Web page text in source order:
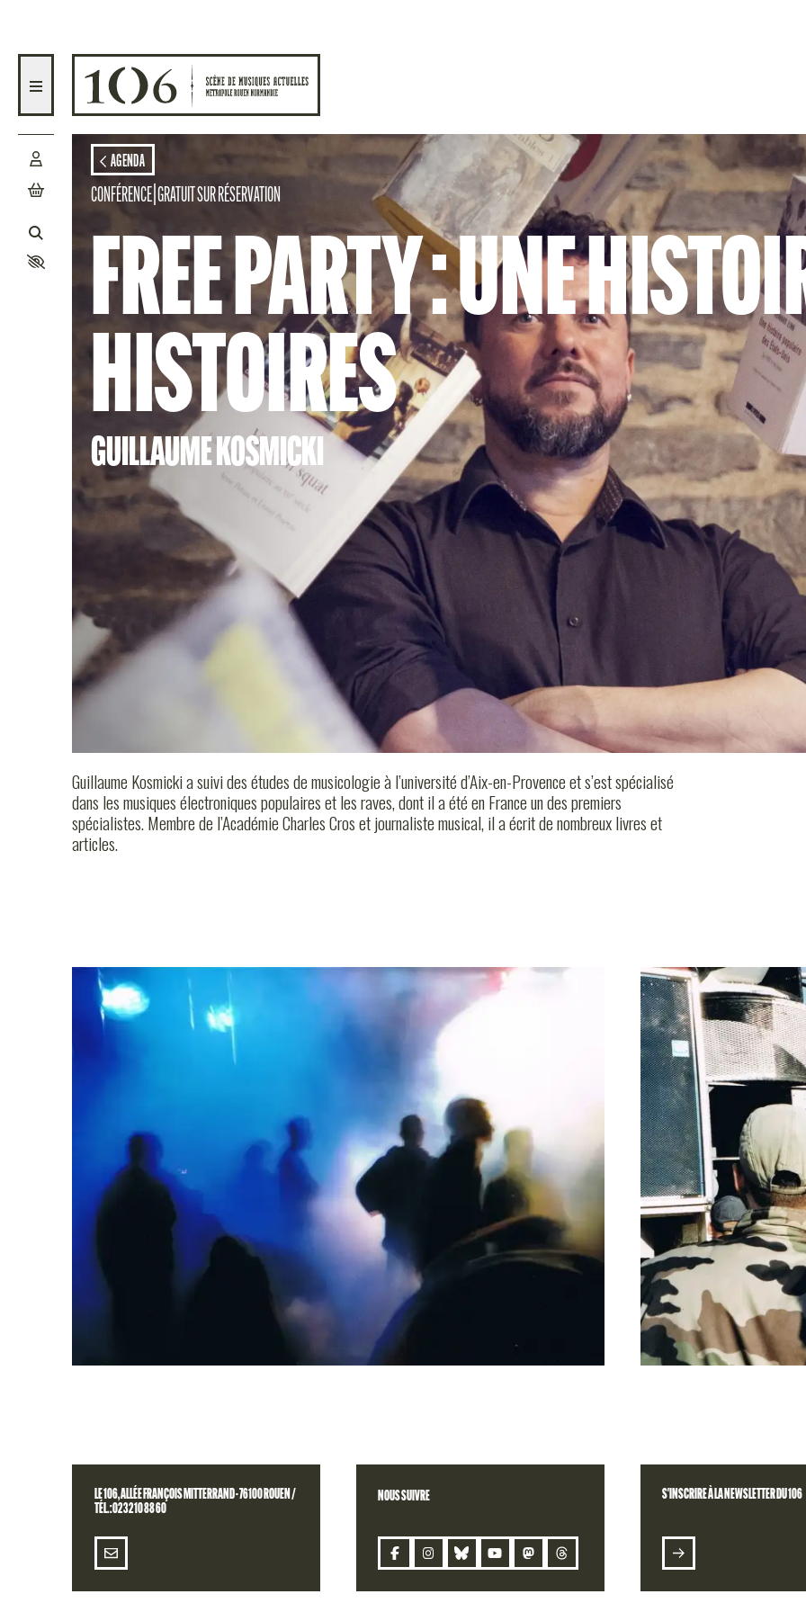
AGENDA
CONFÉRENCE| GRATUIT SUR RÉSERVATION
FREE PARTY : UNE
HISTOIRES
GUILLAUME KOSMICKI
La free party est la branche clandestine et radicale de la rave. Issue d’Angleterre, profondément liée
à des modes de vie nomades et alternatifs, elle s’est agencée comme une véritable contre-culture dans
les années 90. C’est en France, en Italie et en Tchéquie qu’elle a connu son plus fort développement
jusqu’à un âge d’or, au terme de la décennie, suivi d’une répression violente dans les années 2000.
Pourtant, aujourd’hui, plus de 30 ans après ses débuts discrets, de nombreux jeunes s’investissent encore
dans l’aventure. Ils créent leurs sound-systems, organisent des teufs légales ou illégales et partent
encore en voyage toujours plus loin pour diffuser leur mode de vie et leur musique. Cette conférence se
propose de retracer les épisodes de cette aventure, de présenter les valeurs du mouvement et d’analyser
ses manifestations artistiques. Elle repose sur de nombreux documents visuels, sur différents
témoignages d’acteurs ainsi que sur des analyses musicales.
Guillaume Kosmicki a suivi des études de musicologie à l’université d’Aix-en-Provence et s’est spécialisé
dans les musiques électroniques populaires et les raves, dont il a été en France un des premiers
spécialistes. Membre de l’Académie Charles Cros et journaliste musical, il a écrit de nombreux livres et
articles.
LE 106
LE 106, ALLÉE FRANÇOIS MITTERRAND - 76100 ROUEN /
TÉL. : 02 32 10 88 60
NOUS SUIVRE S'INSCRIRE À LA NEWSLETTER DU 106
AGENDA
ACTION
CULTURELLE
STUDIOS
LE MAG
LE 106
INFOS
PRATIQUES